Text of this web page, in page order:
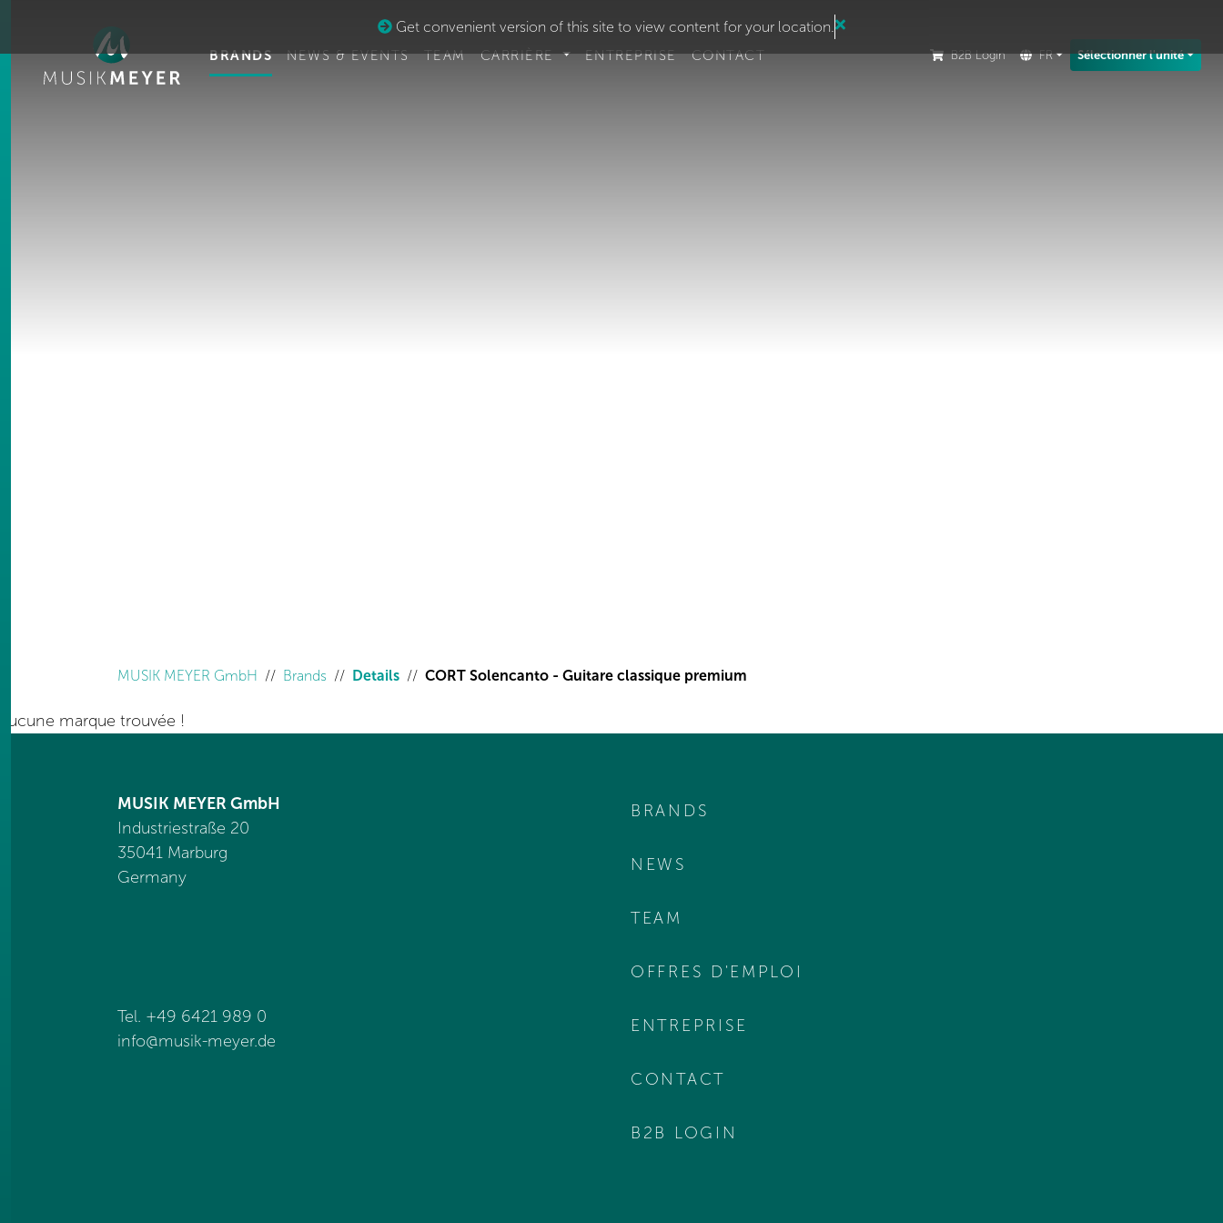
Get convenient version of this site to view content for your location.
BRANDS NEWS & EVENTS TEAM CARRIÈRE ENTREPRISE CONTACT B2B Login FR Sélectionner l'unité
MUSIK MEYER GmbH
Brands Details CORT Solencanto - Guitare classique premium
aucune marque trouvée !
MUSIK MEYER GmbH
Industriestraße 20
35041 Marburg
Germany
Tel. +49 6421 989 0
info@musik-meyer.de
BRANDS
NEWS
TEAM
OFFRES D'EMPLOI
ENTREPRISE
CONTACT
B2B LOGIN